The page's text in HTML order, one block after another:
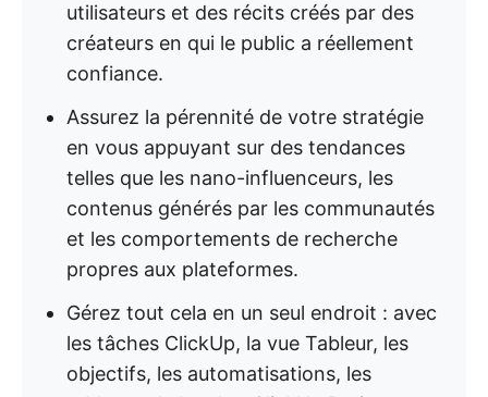
utilisateurs et des récits créés par des
créateurs en qui le public a réellement
confiance.
Assurez la pérennité de votre stratégie
en vous appuyant sur des tendances
telles que les nano-influenceurs, les
contenus générés par les communautés
et les comportements de recherche
propres aux plateformes.
Gérez tout cela en un seul endroit : avec
les tâches ClickUp, la vue Tableur, les
objectifs, les automatisations, les